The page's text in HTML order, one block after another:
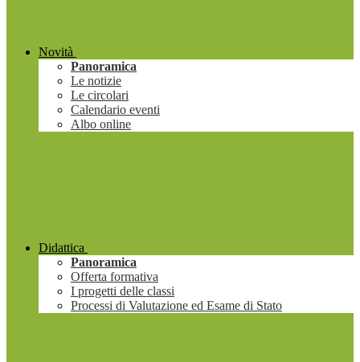
Novità
Panoramica
Le notizie
Le circolari
Calendario eventi
Albo online
Didattica
Panoramica
Offerta formativa
I progetti delle classi
Processi di Valutazione ed Esame di Stato